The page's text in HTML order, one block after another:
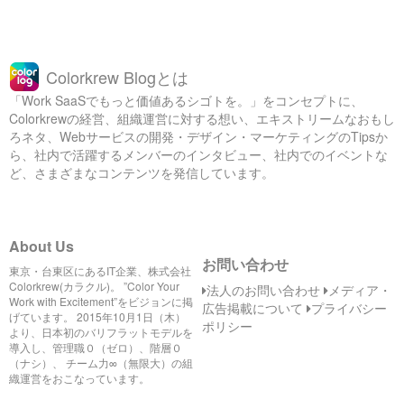
Colorkrew Blogとは
「Work SaaSでもっと価値あるシゴトを。」をコンセプトに、
Colorkrewの経営、組織運営に対する想い、エキストリームなおもし
ろネタ、Webサービスの開発・デザイン・マーケティングのTipsか
ら、社内で活躍するメンバーのインタビュー、社内でのイベントな
ど、さまざまなコンテンツを発信しています。
About Us
東京・台東区にあるIT企業、株式会社
Colorkrew(カラクル)。 ”Color Your
Work with Excitement”をビジョンに掲
げています。 2015年10月1日（木）
より、日本初のバリフラットモデルを
導入し、管理職０（ゼロ）、階層０
（ナシ）、 チーム力∞（無限大）の組
織運営をおこなっています。
お問い合わせ
法人のお問い合わせ メディア・
広告掲載について プライバシー
ポリシー